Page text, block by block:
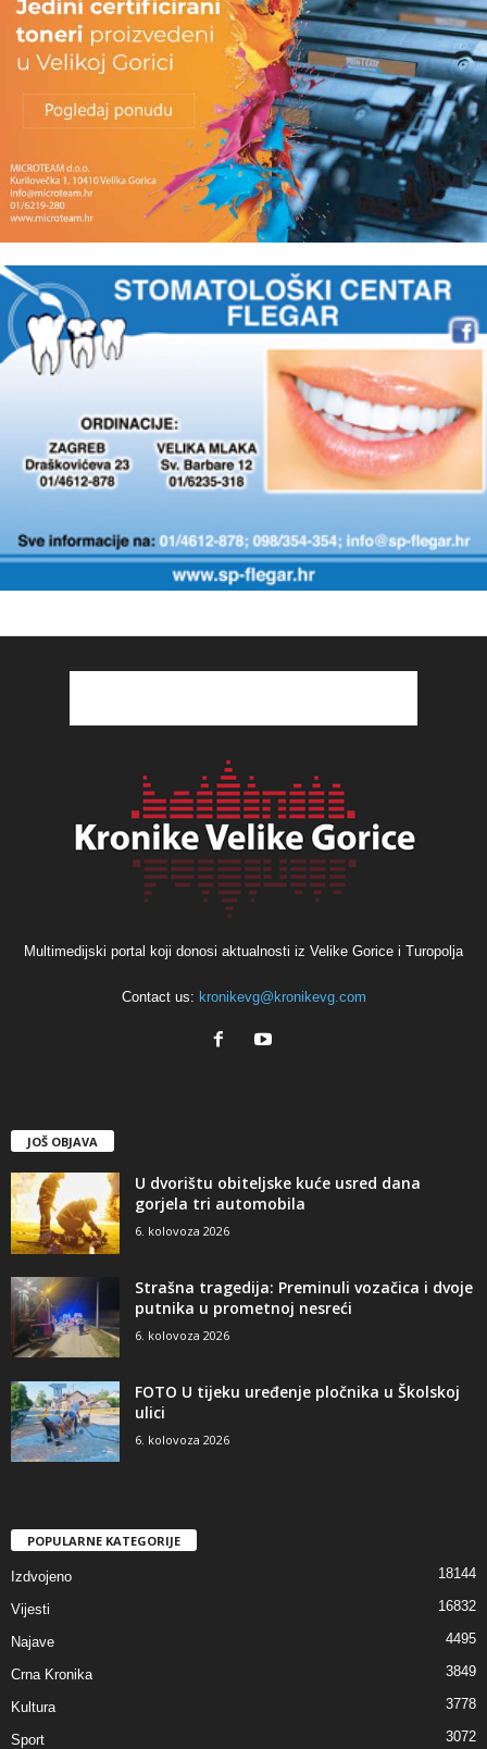
Multimedijski portal koji donosi aktualnosti iz Velike Gorice i Turopolja
Contact us: kronikevg@kronikevg.com
JOŠ OBJAVA
U dvorištu obiteljske kuće usred dana
gorjela tri automobila
6. kolovoza 2026
Strašna tragedija: Preminuli vozačica i dvoje
putnika u prometnoj nesreći
6. kolovoza 2026
FOTO U tijeku uređenje pločnika u Školskoj
ulici
6. kolovoza 2026
POPULARNE KATEGORIJE
Izdvojeno 18144
Vijesti 16832
Najave 4495
Crna Kronika 3849
Kultura 3778
Sport 3072